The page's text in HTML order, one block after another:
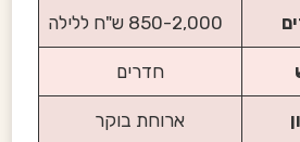
חדרים
ארוחת בוקר